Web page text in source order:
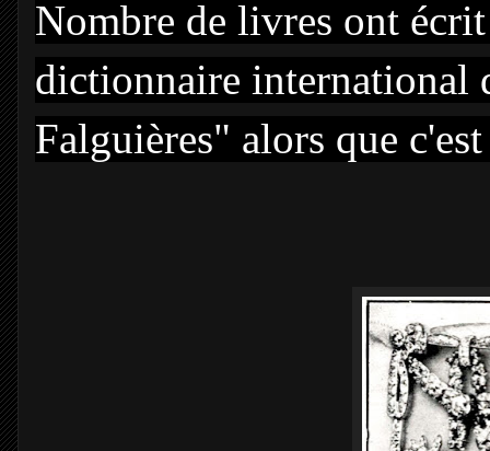
Nombre de livres ont
dictionnaire international
Falguières" alors que